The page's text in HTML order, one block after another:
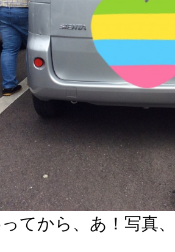
てから、あ！写真